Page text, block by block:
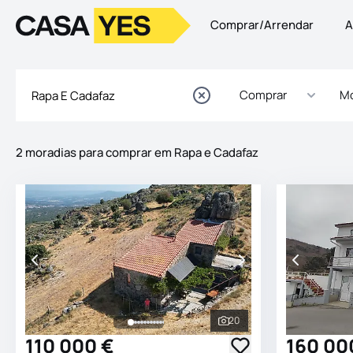
LogoIr para a homepage Comprar/Arrendar
Comprar
2 moradias para comprar em Rapa e Cadafaz
Imóveis
Lista de Imóveis
Ver todas as fotografias
20
110 000 € 160